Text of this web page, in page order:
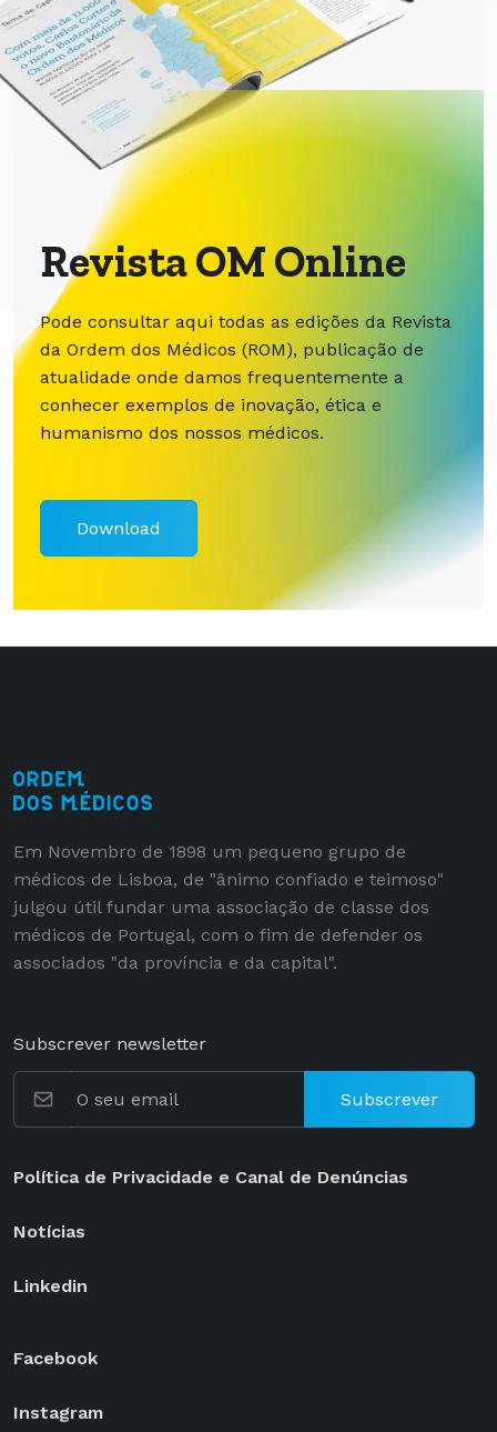
Revista OM Online
Pode consultar aqui todas as edições da Revista
da Ordem dos Médicos (ROM), publicação de
atualidade onde damos frequentemente a
conhecer exemplos de inovação, ética e
humanismo dos nossos médicos.
Download
Em Novembro de 1898 um pequeno grupo de
médicos de Lisboa, de "ânimo confiado e teimoso"
julgou útil fundar uma associação de classe dos
médicos de Portugal, com o fim de defender os
associados "da província e da capital".
Subscrever newsletter
Subscrever
Política de Privacidade e Canal de Denúncias
Notícias
Linkedin
Facebook
Instagram